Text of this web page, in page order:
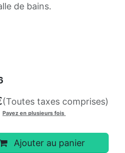
de bains.
Ajouter au panier
(Toutes taxes comprises)
Payez en plusieurs fois